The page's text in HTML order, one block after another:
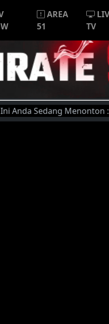
AREA
51
TV
Sedang Menonton :